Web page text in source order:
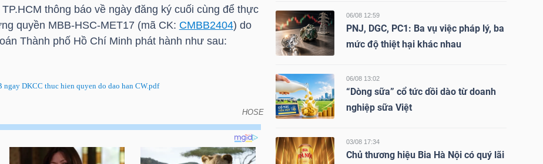
TP.HCM thông báo về ngày đăng ký cuối cùng để thực
quyền MBB-HSC-MET17 (mã CK: CMBB2404) do
Thành phố Hồ Chí Minh phát hành như sau:
DKCC thuc hien quyen do dao han CW.pdf
HOSE
đăng ký cuối cùng để thực hiện quyền do đáo hạn
06/08 12:59
PNJ, DGC, PC1: Ba vụ việc pháp lý, ba
mức độ thiệt hại khác nhau
06/08 13:02
“Dòng sữa” cổ tức dồi dào từ doanh
nghiệp sữa Việt
03/08 17:34
Chủ thương hiệu Bia Hà Nội có quý lãi